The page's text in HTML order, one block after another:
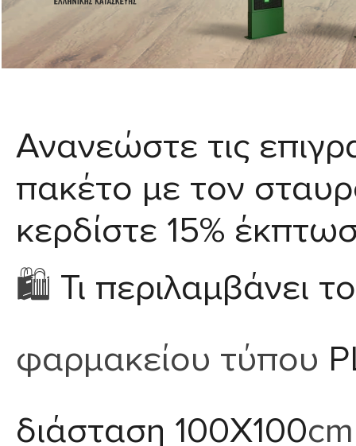
Ανανεώστε τις
πακέτο με τον
κερδίστε 15%
🛍️ Τι περιλαμβάνει
φαρμακείου τύπου
διάσταση 100X100